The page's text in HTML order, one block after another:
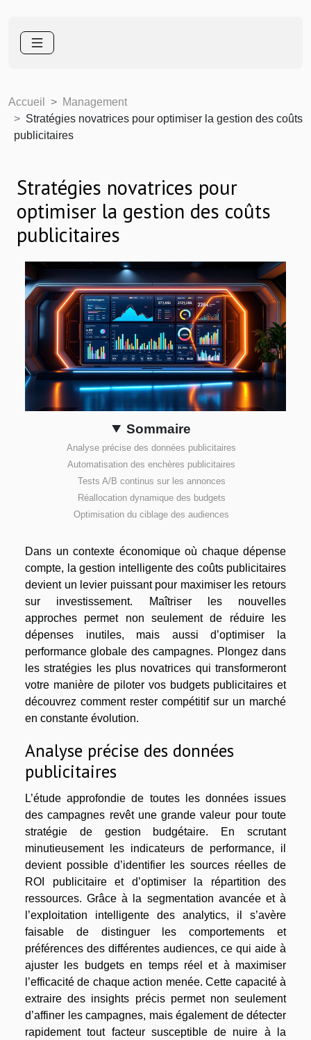
Accueil
Management
Stratégies novatrices pour optimiser la gestion des coûts
publicitaires
Stratégies novatrices pour
optimiser la gestion des coûts
publicitaires
Sommaire
Analyse précise des données publicitaires
Automatisation des enchères publicitaires
Tests A/B continus sur les annonces
Réallocation dynamique des budgets
Optimisation du ciblage des audiences
Dans un contexte économique où chaque dépense
compte, la gestion intelligente des coûts publicitaires
devient un levier puissant pour maximiser les retours
sur investissement. Maîtriser les nouvelles
approches permet non seulement de réduire les
dépenses inutiles, mais aussi d’optimiser la
performance globale des campagnes. Plongez dans
les stratégies les plus novatrices qui transformeront
votre manière de piloter vos budgets publicitaires et
découvrez comment rester compétitif sur un marché
en constante évolution.
Analyse précise des données
publicitaires
L’étude approfondie de toutes les données issues
des campagnes revêt une grande valeur pour toute
stratégie de gestion budgétaire. En scrutant
minutieusement les indicateurs de performance, il
devient possible d’identifier les sources réelles de
ROI publicitaire et d’optimiser la répartition des
ressources. Grâce à la segmentation avancée et à
l’exploitation intelligente des analytics, il s’avère
faisable de distinguer les comportements et
préférences des différentes audiences, ce qui aide à
ajuster les budgets en temps réel et à maximiser
l’efficacité de chaque action menée. Cette capacité à
extraire des insights précis permet non seulement
d’affiner les campagnes, mais également de détecter
rapidement tout facteur susceptible de nuire à la